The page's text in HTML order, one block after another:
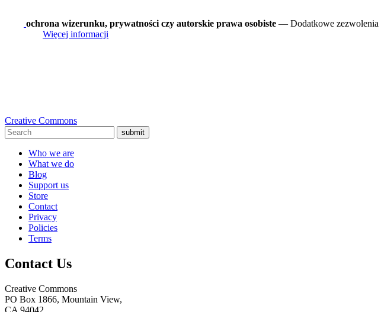
ochrona wizerunku, prywatności czy autorskie prawa osobiste — Dodatkowe zezwolenia
Więcej informacji
Creative Commons
submit
Who we are
What we do
Blog
Support us
Store
Contact
Privacy
Policies
Terms
Contact Us
Creative Commons
PO Box 1866, Mountain View,
CA 94042